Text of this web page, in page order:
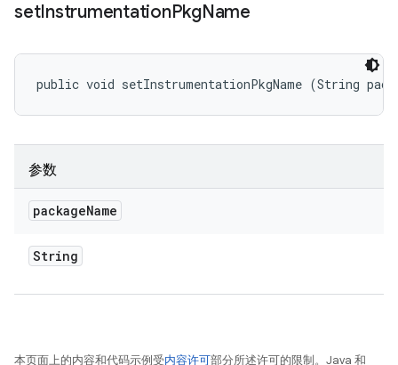
setInstrumentationPkgName
public void setInstrumentationPkgName (String
参数
packageName
String
本页面上的内容和代码示例受内容许可部分所述许可的限制。Java 和